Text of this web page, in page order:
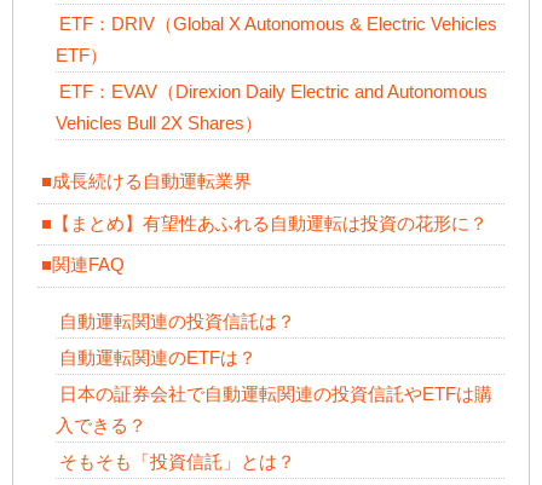
ETF：DRIV（Global X Autonomous & Electric Vehicles
ETF）
ETF：EVAV（Direxion Daily Electric and Autonomous
Vehicles Bull 2X Shares）
■成長続ける自動運転業界
■【まとめ】有望性あふれる自動運転は投資の花形に？
■関連FAQ
自動運転関連の投資信託は？
自動運転関連のETFは？
日本の証券会社で自動運転関連の投資信託やETFは購
入できる？
そもそも「投資信託」とは？